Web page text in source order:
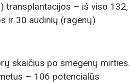
transplantacijos – iš viso 132,
ir 30 audinių (ragenų)
skaičius po smegenų mirties.
– 106 potencialūs